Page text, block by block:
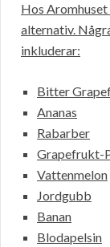
Hos
alternativ.
inkluderar:
Bitter
Ananas
Rabarber
Grapefrukt-
Vattenmelon
Jordgubb
Banan
Blodapelsin